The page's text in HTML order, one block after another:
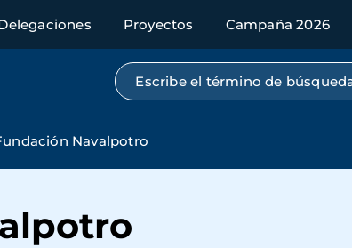
Proyectos Campaña 2026
Búsqueda por texto completo
Navalpotro